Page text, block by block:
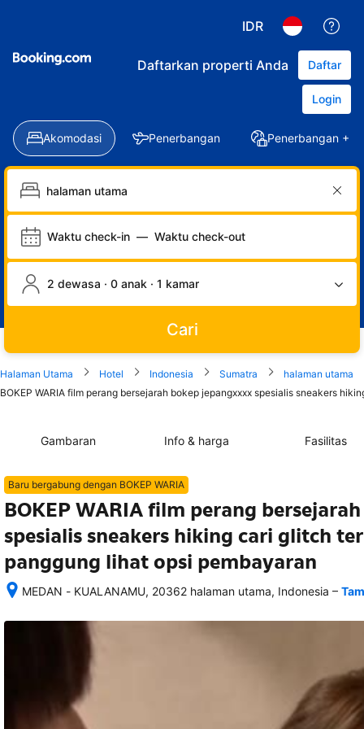
IDR
Daftarkan properti Anda Daftar
Login
Akomodasi Penerbangan Penerbangan +
Waktu check-in — Waktu check-out
2 dewasa · 0 anak · 1 kamar
Cari
Halaman Utama Hotel Indonesia Sumatra
halaman utama
BOKEP WARIA film perang bersejarah bokep jepangxxxx spesialis sneakers
Gambaran Info & harga Fasilitas
Baru bergabung dengan BOKEP WARIA
BOKEP WARIA film perang
spesialis sneakers hiking cari glitch
panggung lihat opsi pembayaran
MEDAN - KUALANAMU, 20362 halaman utama, Indonesia
memesan,
telepon
–